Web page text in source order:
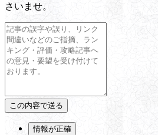
さいませ。
情報が正確